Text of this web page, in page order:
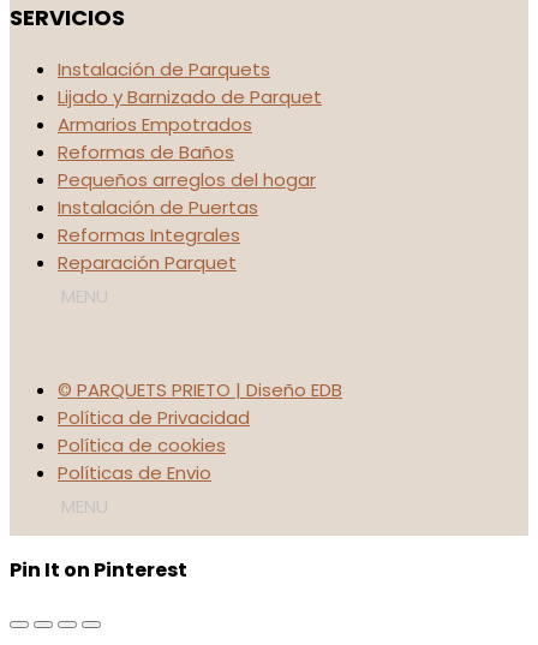
SERVICIOS
Instalación de Parquets
Lijado y Barnizado de Parquet
Armarios Empotrados
Reformas de Baños
Pequeños arreglos del hogar
Instalación de Puertas
Reformas Integrales
Reparación Parquet
© PARQUETS PRIETO | Diseño EDB
Política de Privacidad
Política de cookies
Políticas de Envio
Pin It on Pinterest